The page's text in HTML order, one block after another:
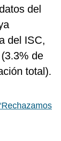
del
del ISC,
de
total).